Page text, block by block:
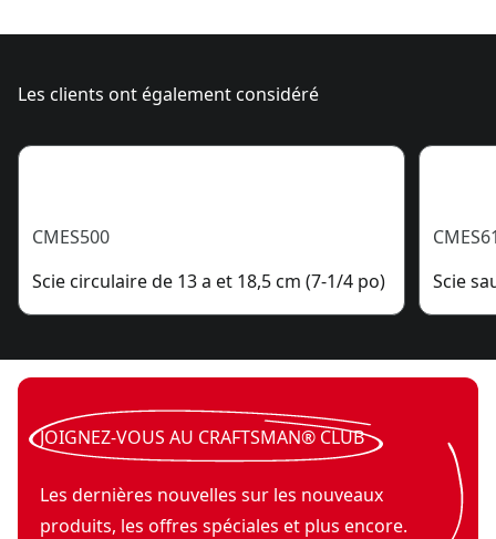
Les clients ont également considéré
CMES500
Scie circulaire de 13 a et 18,5 cm (7-1/4 po)
Scie
JOIGNEZ-VOUS AU CRAFTSMAN® CLUB
Les dernières nouvelles sur les nouveaux
produits, les offres spéciales et plus encore.